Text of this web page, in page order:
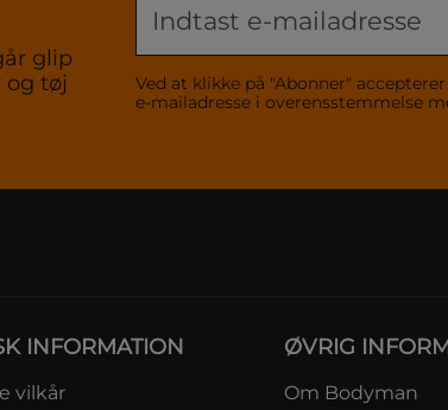
glip
og tøj
Ved at klikke på "Abonner"
e-mailadresse i overensstemmelse
INFORMATION
vilkår
ØVRIG
Om Bodyman